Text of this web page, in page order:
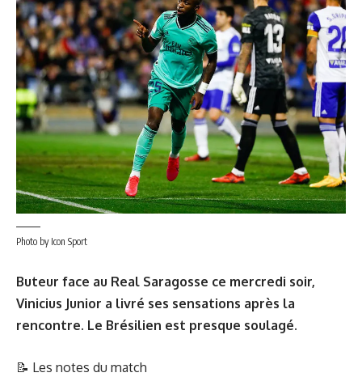
Photo by Icon Sport
Buteur face au Real Saragosse ce mercredi soir,
Vinicius Junior a livré ses sensations après la
rencontre. Le Brésilien est presque soulagé.
📝 Les notes du match